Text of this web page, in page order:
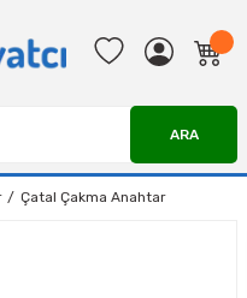
ARA
Çatal Çakma Anahtar